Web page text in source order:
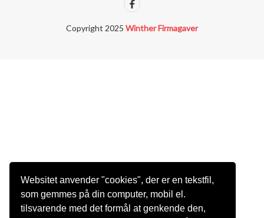
Websitet anvender "cookies", der er en tekstfil,
som gemmes på din computer, mobil el.
tilsvarende med det formål at genkende den,
Copyright 2025 Winther Firmagaver